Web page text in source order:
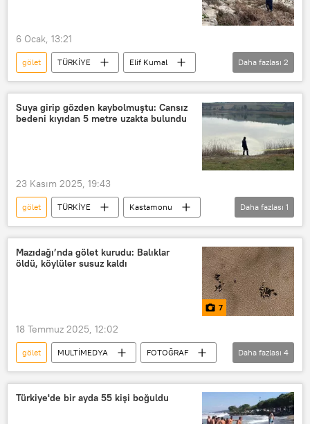
Kayseri Şehir Hastanesi
Kayseri İl Emniyet Müdürlüğü
AFAD
Afet ve Acil Durum Yönetimi Başkanlığı (AFAD)
6 Ocak, 13:21
gölet TÜRKİYE
Elif Kumal
Araç
göl
Daha fazlası 2
Suya girip gözden kaybolmuştu: Cansız
bedeni kıyıdan 5 metre uzakta bulundu
23 Kasım 2025, 19:43
gölet TÜRKİYE
Kastamonu
Erkek
Daha fazlası 1
Mazıdağı’nda gölet kurudu: Balıklar
öldü, köylüler susuz kaldı
7
18 Temmuz 2025, 12:02
gölet MULTİMEDYA
FOTOĞRAF
fotoğraf
Mardin
Mazıdağı
Kuraklık
Daha fazlası 4
Türkiye'de bir ayda 55 kişi boğuldu